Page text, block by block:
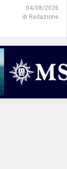
04/08/2026
di Redazione